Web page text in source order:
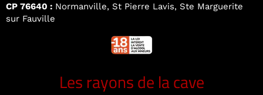
CP 76640 : Normanville, St Pierre Lavis, Ste Marguerite
sur Fauville
Les rayons de la cave